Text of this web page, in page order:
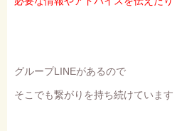
グループLINEがあるので
そこでも繋がりを持ち続けています